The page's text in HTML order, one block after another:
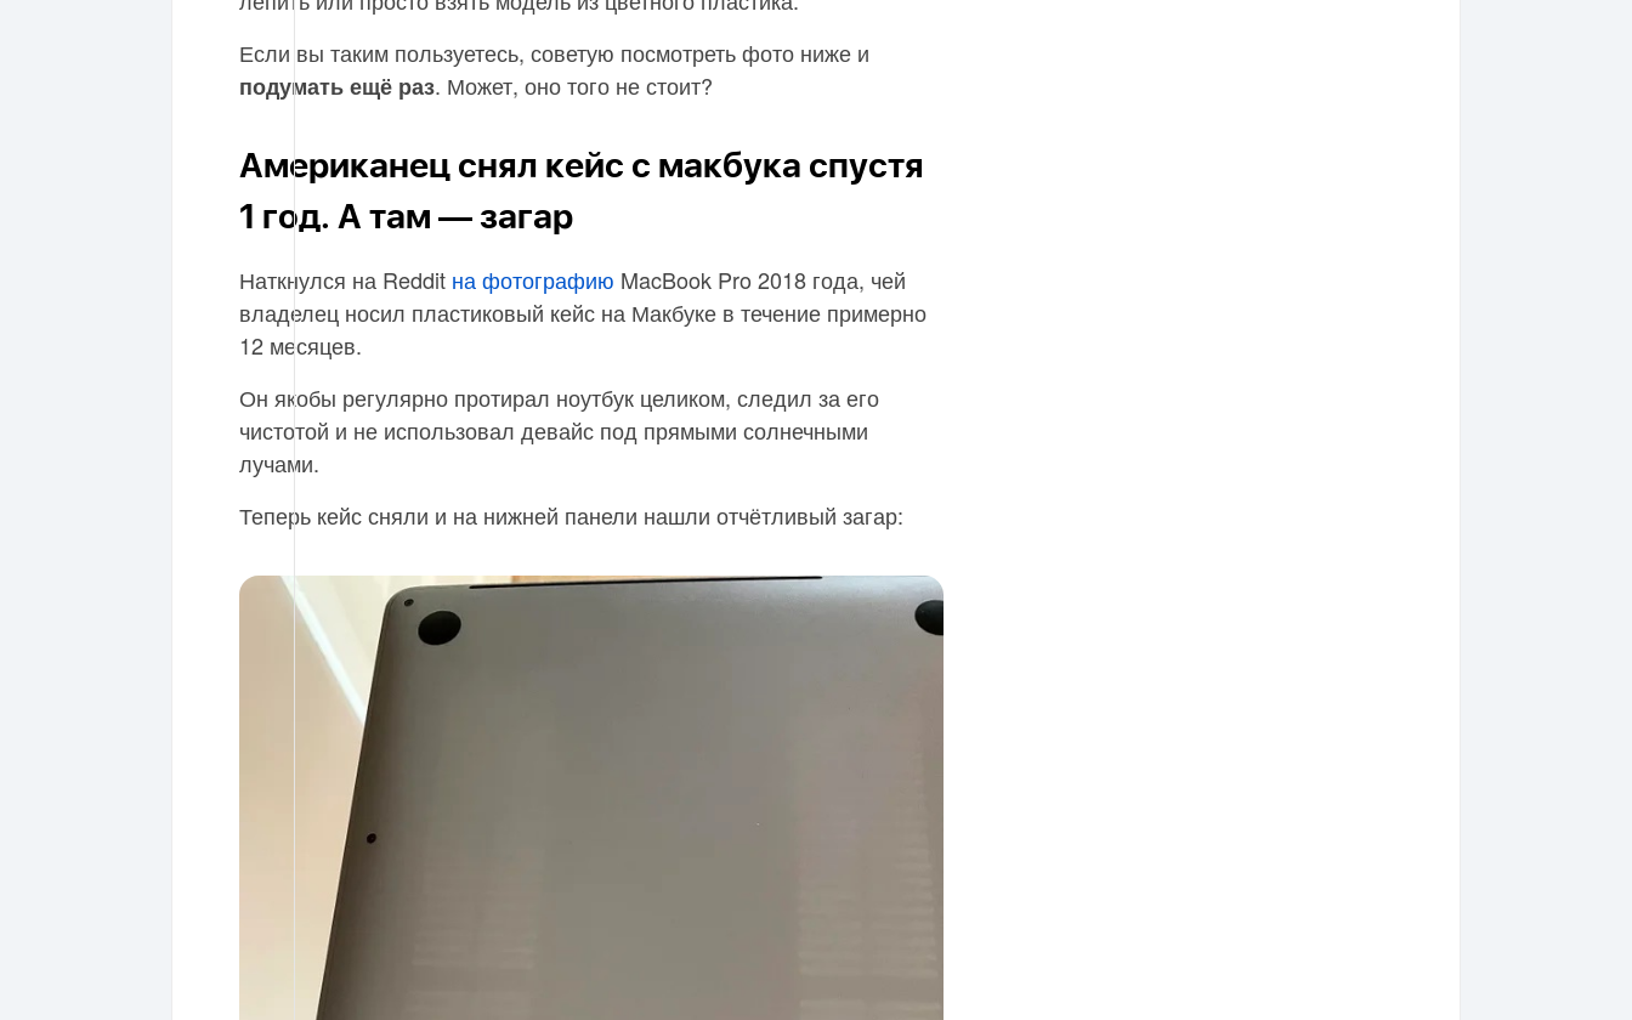
Если вы таким пользуетесь, советую посмотреть фото ниже и
подумать ещё раз. Может, оно того не стоит?
Американец снял кейс с макбука спустя
1 год. А там — загар
Наткнулся на Reddit на фотографию MacBook Pro 2018 года, чей
владелец носил пластиковый кейс на Макбуке в течение примерно
12 месяцев.
Он якобы регулярно протирал ноутбук целиком, следил за его
чистотой и не использовал девайс под прямыми солнечными
лучами.
Теперь кейс сняли и на нижней панели нашли отчётливый загар: